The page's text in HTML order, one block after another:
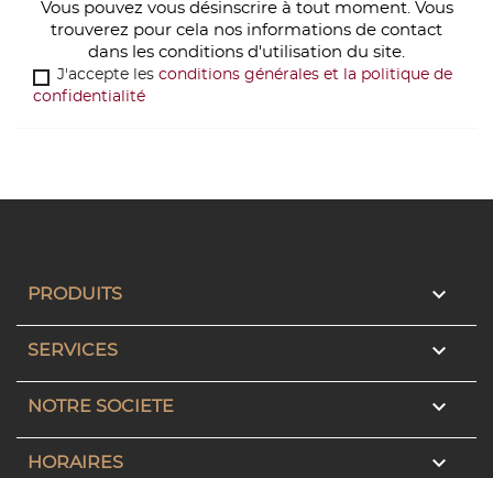
Vous pouvez vous désinscrire à tout moment. Vous
trouverez pour cela nos informations de contact
dans les conditions d'utilisation du site.
J'accepte les conditions générales et la politique de
confidentialité
PRODUITS 
SERVICES 
NOTRE SOCIETE 
HORAIRES 